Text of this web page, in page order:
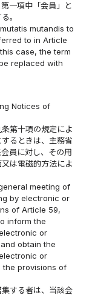
一項中「会員」と
。
mutandis to
to in Article
case, the term
replaced with
Notices of
第十項の規定によ
るときは、主務省
員に対し、その用
は電磁的方法によ
meeting of
by electronic or
of Article 59,
inform the
or
obtain the
or
the provisions of
する者は、当該会